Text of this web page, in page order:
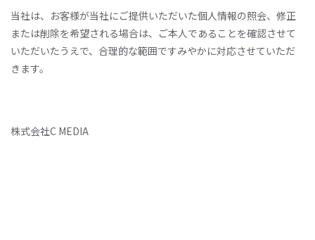
当社は、お客様が当社にご提供いただいた個人情報の照会、修正
または削除を希望される場合は、ご本人であることを確認させて
いただいたうえで、合理的な範囲ですみやかに対応させていただ
きます。
株式会社C MEDIA